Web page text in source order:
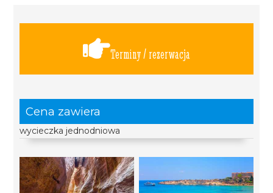
Terminy / rezerwacja
Cena zawiera
wycieczka jednodniowa